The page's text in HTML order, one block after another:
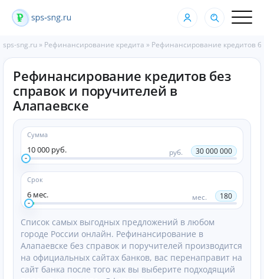
sps-sng.ru » Рефинансирование кредита » Рефинансирование кредитов
Рефинансирование кредитов без
справок и поручителей в
Алапаевске
Сумма
10 000 руб. руб. 30 000 000
Срок
6 мес. мес. 180
Список самых выгодных предложений в любом
городе России онлайн. Рефинансирование в
Алапаевске без справок и поручителей производится
на официальных сайтах банков, вас перенаправит на
сайт банка после того как вы выберите подходящий